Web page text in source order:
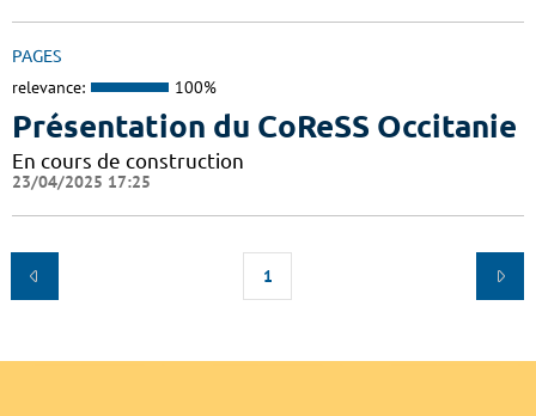
PAGES
relevance: 100%
Présentation du CoReSS Occitanie
En cours de construction
23/04/2025 17:25
1